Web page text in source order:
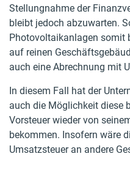
Stellungnahme der
bleibt jedoch abzuwarten.
Photovoltaikanlagen somit
auf reinen
auch eine Abrechnung mit
In diesem Fall hat der
auch die Möglichkeit diese
Vorsteuer wieder von
bekommen. Insofern wäre
Umsatzsteuer an andere